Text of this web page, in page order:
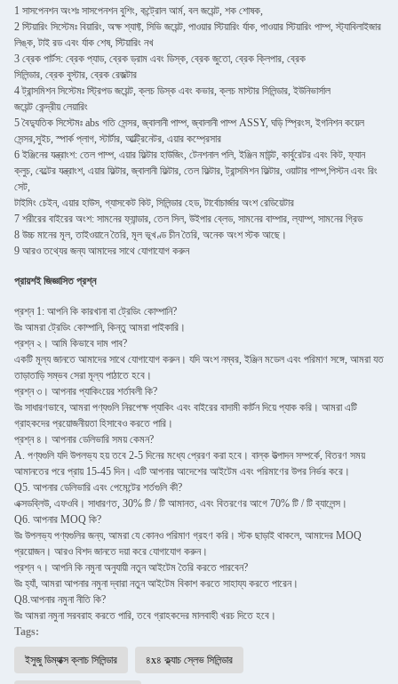
1 সাসপেনশন অংশঃ সাসপেনশন বুশিং, কন্ট্রোল আর্ম, বল জয়েন্ট, শক শোষক,
2 স্টিয়ারিং সিস্টেমঃ বিয়ারিং, অক্ষ শ্যাফ্ট, সিভি জয়েন্ট, পাওয়ার স্টিয়ারিং র্যাক, পাওয়ার স্টিয়ারিং পাম্প, স্ট্যাবিলাইজার
লিঙ্ক, টাই রড এবং র্যাক শেষ, স্টিয়ারিং নখ
3 ব্রেক পার্টস: ব্রেক প্যাড, ব্রেক ড্রাম এবং ডিস্ক, ব্রেক জুতো, ব্রেক ক্লিপার, ব্রেক
সিলিন্ডার, ব্রেক বুস্টার, ব্রেক রেজল্টার
4 ট্রান্সমিশন সিস্টেমঃ স্ট্রিপড জয়েন্ট, ক্লচ ডিস্ক এবং কভার, ক্লচ মাস্টার সিলিন্ডার, ইউনিভার্সাল
জয়েন্ট কেন্দ্রীয় লেয়ারিং
5 বৈদ্যুতিক সিস্টেমঃ abs গতি সেন্সর, জ্বালানী পাম্প, জ্বালানী পাম্প ASSY, ঘড়ি স্প্রিংস, ইগনিশন কয়েল
সেন্সর,সুইচ, স্পার্ক প্লাগ, স্টার্টার, আল্ট্রিনেটর, এয়ার কম্প্রেসার
6 ইঞ্জিনের যন্ত্রাংশ: তেল পাম্প, এয়ার ফিল্টার হাউজিং, টেনশনাল পলি, ইঞ্জিন মাউন্ট, কার্বুরেটর এবং কিট, ফ্যান
ক্লুচ, বেল্টের যন্ত্রাংশ, এয়ার ফিল্টার, জ্বালানী ফিল্টার, তেল ফিল্টার, ট্রান্সমিশন ফিল্টার, ওয়াটার পাম্প,পিস্টন এবং রিং
সেট,
টাইমিং চেইন, এয়ার হাউস, গ্যাসকেট কিট, সিলিন্ডার হেড, টার্বোচার্জার অংশ রেডিয়েটার
7 শরীরের বাইরের অংশ: সামনের ফ্যান্ডার, তেল সিল, উইপার ব্লেড, সামনের বাম্পার, ল্যাম্প, সামনের গ্রিড
8 উচ্চ মানের মূল, তাইওয়ানে তৈরি, মূল ভূখণ্ড চীন তৈরি, অনেক অংশ স্টক আছে।
9 আরও তথ্যের জন্য আমাদের সাথে যোগাযোগ করুন
প্রায়শই জিজ্ঞাসিত প্রশ্ন
প্রশ্ন 1: আপনি কি কারখানা বা ট্রেডিং কোম্পানি?
উঃ আমরা ট্রেডিং কোম্পানি, কিন্তু আমরা পাইকারি।
প্রশ্ন ২। আমি কিভাবে দাম পাব?
একটি মূল্য জানতে আমাদের সাথে যোগাযোগ করুন। যদি অংশ নম্বর, ইঞ্জিন মডেল এবং পরিমাণ সঙ্গে, আমরা যত
তাড়াতাড়ি সম্ভব সেরা মূল্য পাঠাতে হবে।
প্রশ্ন ৩। আপনার প্যাকিংয়ের শর্তাবলী কি?
উঃ সাধারণভাবে, আমরা পণ্যগুলি নিরপেক্ষ প্যাকিং এবং বাইরের বাদামী কার্টন দিয়ে প্যাক করি। আমরা এটি
গ্রাহকদের প্রয়োজনীয়তা হিসাবেও করতে পারি।
প্রশ্ন ৪। আপনার ডেলিভারি সময় কেমন?
A. পণ্যগুলি যদি উপলভ্য হয় তবে 2-5 দিনের মধ্যে প্রেরণ করা হবে। বাল্ক উত্পাদন সম্পর্কে, বিতরণ সময়
আমানতের পরে প্রায় 15-45 দিন। এটি আপনার আদেশের আইটেম এবং পরিমাণের উপর নির্ভর করে।
Q5. আপনার ডেলিভারি এবং পেমেন্টের শর্তগুলি কী?
এক্সডব্লিউ, এফওবি। সাধারণত, 30% টি / টি আমানত, এবং বিতরণের আগে 70% টি / টি ব্যালেন্স।
Q6. আপনার MOQ কি?
উঃ উপলভ্য পণ্যগুলির জন্য, আমরা যে কোনও পরিমাণ গ্রহণ করি। স্টক ছাড়াই থাকলে, আমাদের MOQ
প্রয়োজন। আরও বিশদ জানতে দয়া করে যোগাযোগ করুন।
প্রশ্ন ৭। আপনি কি নমুনা অনুযায়ী নতুন আইটেম তৈরি করতে পারবেন?
উঃ হ্যাঁ, আমরা আপনার নমুনা দ্বারা নতুন আইটেম বিকাশ করতে সাহায্য করতে পারেন।
Q8.আপনার নমুনা নীতি কি?
উঃ আমরা নমুনা সরবরাহ করতে পারি, তবে গ্রাহকদের মালবাহী খরচ দিতে হবে।
Tags:
ইসুজু ডিম্যাক্স ক্লাচ সিলিন্ডার ৪x৪ ক্ল্যাচ স্লেভ সিলিন্ডার